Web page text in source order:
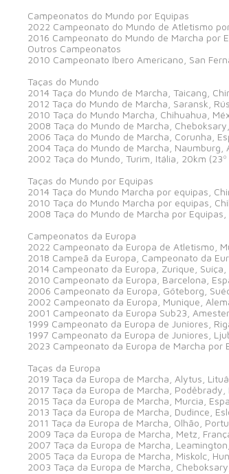
Campeonatos do Mundo por Equipas
2022 Campeonato do Mundo de Atletismo
2016 Campeonato do Mundo de Marcha por
Outros Campeonatos
2010 Campeonato Ibero Americano, San
Taças do Mundo
2014 Taça do Mundo de Marcha, Taicang,
2012 Taça do Mundo de Marcha, Saransk,
2010 Taça do Mundo Marcha, Chihuahua,
2008 Taça do Mundo de Marcha,
2006 Taça do Mundo de Marcha, Corunha,
2004 Taça do Mundo de Marcha, Naumburg,
2002 Taça do Mundo, Turim, Itália, 20km
Taças do Mundo por Equipas
2014 Taça do Mundo Marcha por equipas,
2010 Taça do Mundo Marcha por equipas,
2008 Taça do Mundo de Marcha por Equipas,
Campeonatos da Europa
2022 Campeonato da Europa de Atletismo,
2018 Campeã da Europa, Campeonato da
2014 Campeonato da Europa, Zurique,
2010 Campeonato da Europa, Barcelona,
2006 Campeonato da Europa, Göteborg,
2002 Campeonato da Europa, Munique,
2001 Campeonato da Europa Sub23,
1999 Campeonato da Europa de Juniores,
1997 Campeonato da Europa de Juniores,
2023 Campeonato da Europa de Marcha por
Taças da Europa
2019 Taça da Europa de Marcha, Alytus,
2017 Taça da Europa de Marcha, Poděbrady,
2015 Taça da Europa de Marcha, Murcia,
2013 Taça da Europa de Marcha, Dudince,
2011 Taça da Europa de Marcha, Olhão,
2009 Taça da Europa de Marcha, Metz,
2007 Taça da Europa de Marcha,
2005 Taça da Europa de Marcha, Miskolc,
2003 Taça da Europa de Marcha,